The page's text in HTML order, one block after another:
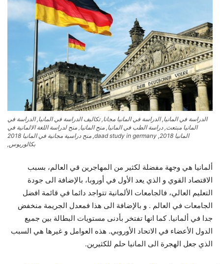
الدراسة في المانيا, الدراسة في المانيا مجانا, تكاليف الدراسة في المانيا, الدراسة في
المانيا مبتعث, دراسة الطب في المانيا, منح المانيا, منح لدراسة اللغة الالمانية في
المانيا 2018, daad study in germany, منح دراسية مجانية في المانيا 2018
بكالوريوس,
ألمانيا هي وجهة مفضلة لكثير من المهاجرين قي العالم، بسبب
الاقتصاد القوي و الذي يعد الأول في أوروبا، بالإضافة الى جودة
التعليم العالي، فالجامعات الألمانية تتواجد دائما في قائمة افضل
الجامعات في العالم . و بالإضافة الى هذا فمعدل الجريمة منخفض
جدا في ألمانيا. كما انها تفتخر بأدنى مستويات البطالة بين جميع
الدول الأعضاء في الاتحاد الأوروبي. هذه العوامل و غيرها هي السبب
الذي جعل الهجرة الى المانيا حلم للكثيرين.